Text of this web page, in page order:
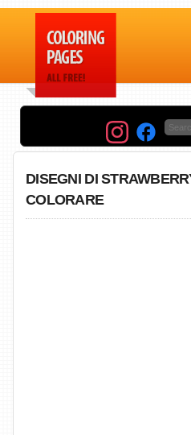
DISEGNI DI
COLORARE